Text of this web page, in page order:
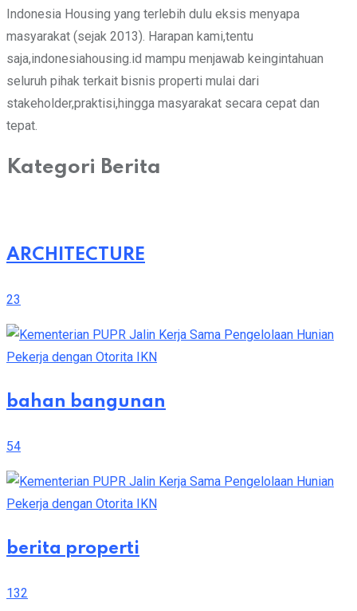
Indonesia Housing yang terlebih dulu eksis menyapa
masyarakat (sejak 2013). Harapan kami,tentu
saja,indonesiahousing.id mampu menjawab keingintahuan
seluruh pihak terkait bisnis properti mulai dari
stakeholder,praktisi,hingga masyarakat secara cepat dan
tepat.
Kategori Berita
ARCHITECTURE
23
bahan bangunan
54
berita properti
132